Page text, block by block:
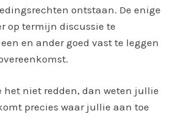
ontstaan. De enige
op termijn discussie te
en ander goed vast te leggen
niet redden, dan weten jullie
precies waar jullie aan toe